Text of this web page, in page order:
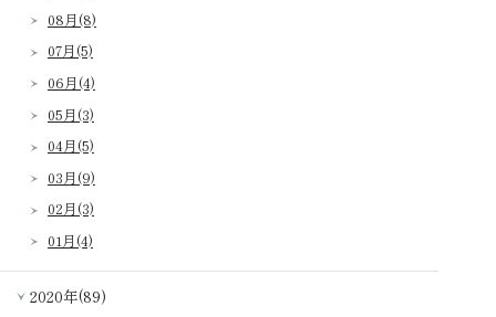
08月(8)
07月(5)
06月(4)
05月(3)
04月(5)
03月(9)
02月(3)
01月(4)
2020年(89)